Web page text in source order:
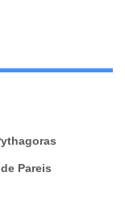
Pareis